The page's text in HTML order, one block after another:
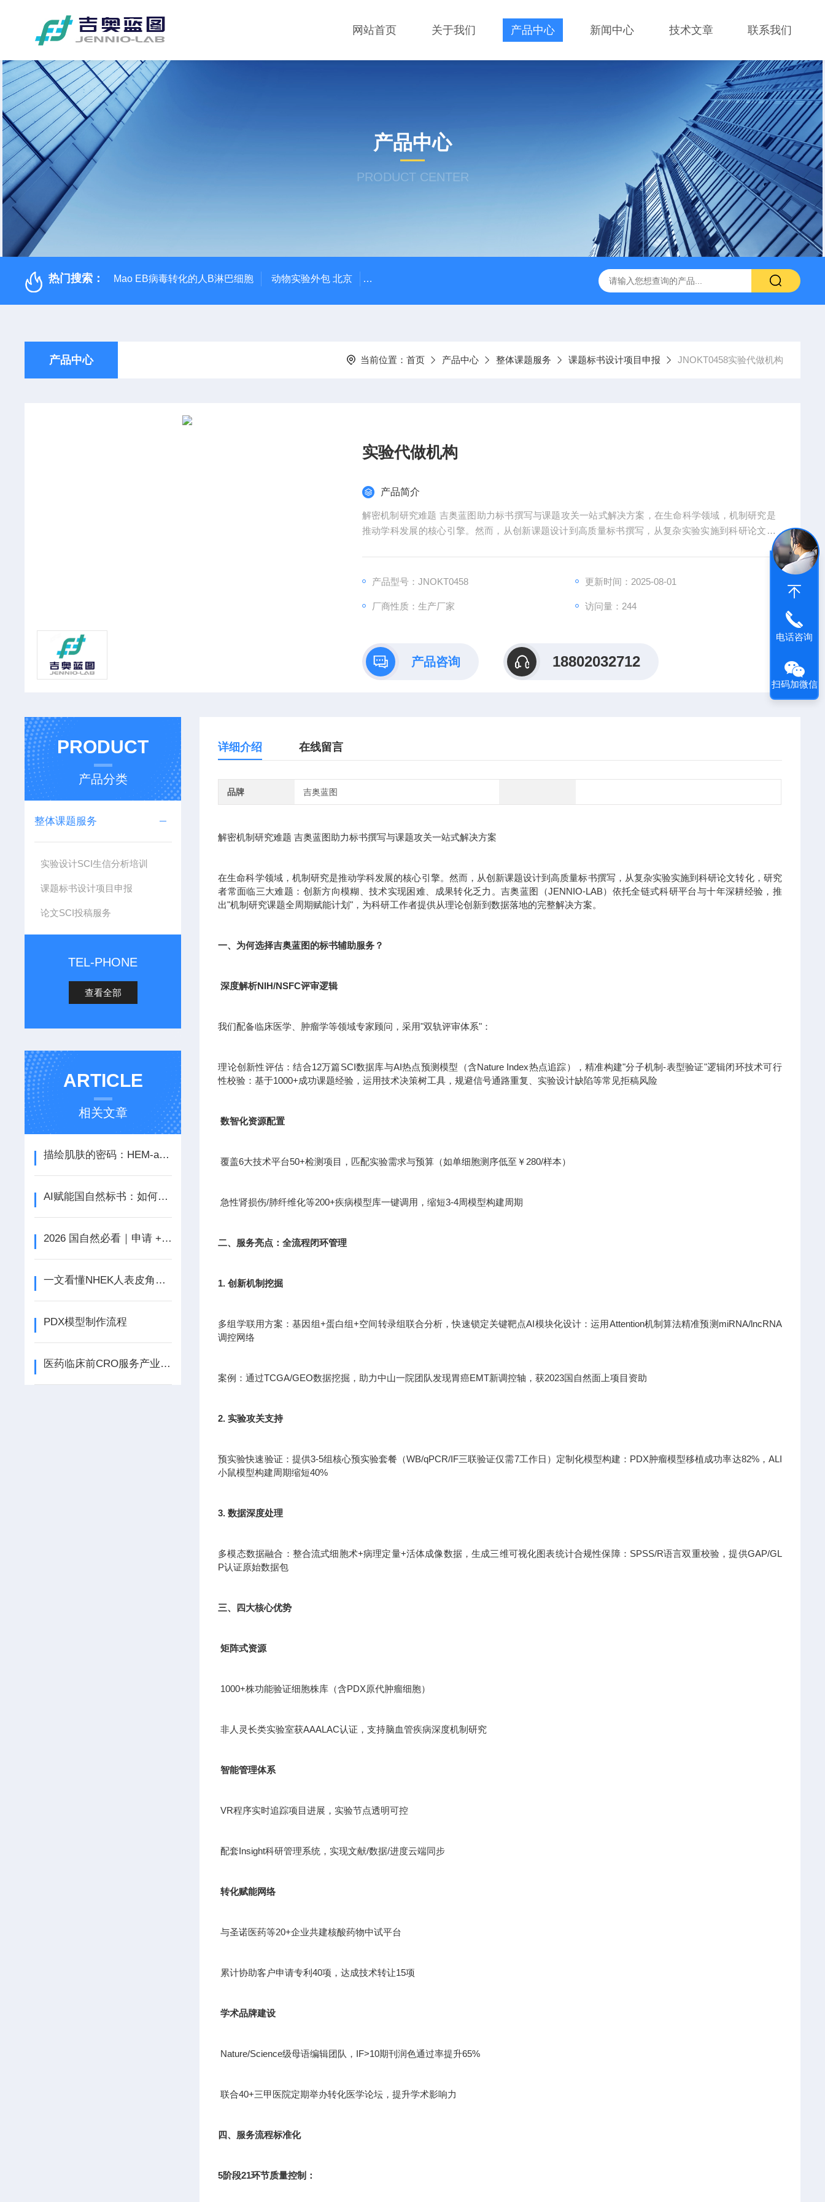
网站首页 关于我们 产品中心 新闻中心 技术文章 联系我们
产品中心
PRODUCT CENTER
热门搜索： Mao EB病毒转化的人B淋巴细胞 动物实验外包 北京 人源肿瘤细胞异种移植（CDX）小鼠模型 人源肿瘤组织异种移植（PDX）小鼠模型 流式实验外包
产品中心 当前位置： 首页 产品中心 整体课题服务 课题标书设计项目申报 JNOKT0458实验代做机构
实验代做机构
产品简介
解密机制研究难题 吉奥蓝图助力标书撰写与课题攻关一站式解决方案，在生命科学领域，机制研究是
推动学科发展的核心引擎。然而，从创新课题设计到高质量标书撰写，从复杂实验实施到科研论文转
化，研究者常面临三大难题：创新方向模糊、技术实现困难、成果转化乏力。吉奥蓝图（JENNIO-LA
B）依托全链式科研平台与十年深耕经验，推出"机制研究课题全周期赋能计划"，为科研工作者提供从
理论创新到数据落地的完整解决方案。
产品型号：JNOKT0458 更新时间：2025-08-01
厂商性质：生产厂家 访问量：244
产品咨询 18802032712
PRODUCT
产品分类
整体课题服务
实验设计SCI生信分析培训
课题标书设计项目申报
论文SCI投稿服务
TEL-PHONE
查看全部
ARTICLE
相关文章
描绘肌肤的密码：HEM-a人正常黑色素细胞探秘
AI赋能国自然标书：如何借助AI这个王炸提升中标率！
2026 国自然必看｜申请 + 结题关键信息速览（含时间日历 + AI 新规）
一文看懂NHEK人表皮角质形成细胞的基本特性
PDX模型制作流程
医药临床前CRO服务产业是新兴的产业
详细介绍 在线留言
品牌 吉奥蓝图
解密机制研究难题 吉奥蓝图助力标书撰写与课题攻关一站式解决方案
在生命科学领域，机制研究是推动学科发展的核心引擎。然而，从创新课题设计到高质量标书撰写，从复杂实验实施到科研论文转化，研究
者常面临三大难题：创新方向模糊、技术实现困难、成果转化乏力。吉奥蓝图（JENNIO-LAB）依托全链式科研平台与十年深耕经验，推
出"机制研究课题全周期赋能计划"，为科研工作者提供从理论创新到数据落地的完整解决方案。
一、为何选择吉奥蓝图的标书辅助服务？
深度解析NIH/NSFC评审逻辑
我们配备临床医学、肿瘤学等领域专家顾问，采用"双轨评审体系"：
理论创新性评估：结合12万篇SCI数据库与AI热点预测模型（含Nature Index热点追踪），精准构建"分子机制-表型验证"逻辑闭环技术可行
性校验：基于1000+成功课题经验，运用技术决策树工具，规避信号通路重复、实验设计缺陷等常见拒稿风险
数智化资源配置
覆盖6大技术平台50+检测项目，匹配实验需求与预算（如单细胞测序低至￥280/样本）
急性肾损伤/肺纤维化等200+疾病模型库一键调用，缩短3-4周模型构建周期
二、服务亮点：全流程闭环管理
1. 创新机制挖掘
多组学联用方案：基因组+蛋白组+空间转录组联合分析，快速锁定关键靶点AI模块化设计：运用Attention机制算法精准预测miRNA/lncRNA
调控网络
案例：通过TCGA/GEO数据挖掘，助力中山一院团队发现胃癌EMT新调控轴，获2023国自然面上项目资助
2. 实验攻关支持
预实验快速验证：提供3-5组核心预实验套餐（WB/qPCR/IF三联验证仅需7工作日）定制化模型构建：PDX肿瘤模型移植成功率达82%，ALI
小鼠模型构建周期缩短40%
3. 数据深度处理
多模态数据融合：整合流式细胞术+病理定量+活体成像数据，生成三维可视化图表统计合规性保障：SPSS/R语言双重校验，提供GAP/GL
P认证原始数据包
三、四大核心优势
矩阵式资源
1000+株功能验证细胞株库（含PDX原代肿瘤细胞）
非人灵长类实验室获AAALAC认证，支持脑血管疾病深度机制研究
智能管理体系
VR程序实时追踪项目进展，实验节点透明可控
配套Insight科研管理系统，实现文献/数据/进度云端同步
转化赋能网络
与圣诺医药等20+企业共建核酸药物中试平台
累计协助客户申请专利40项，达成技术转让15项
学术品牌建设
Nature/Science级母语编辑团队，IF>10期刊润色通过率提升65%
联合40+三甲医院定期举办转化医学论坛，提升学术影响力
四、服务流程标准化
5阶段21环节质量控制：
电话咨询
扫码加微信